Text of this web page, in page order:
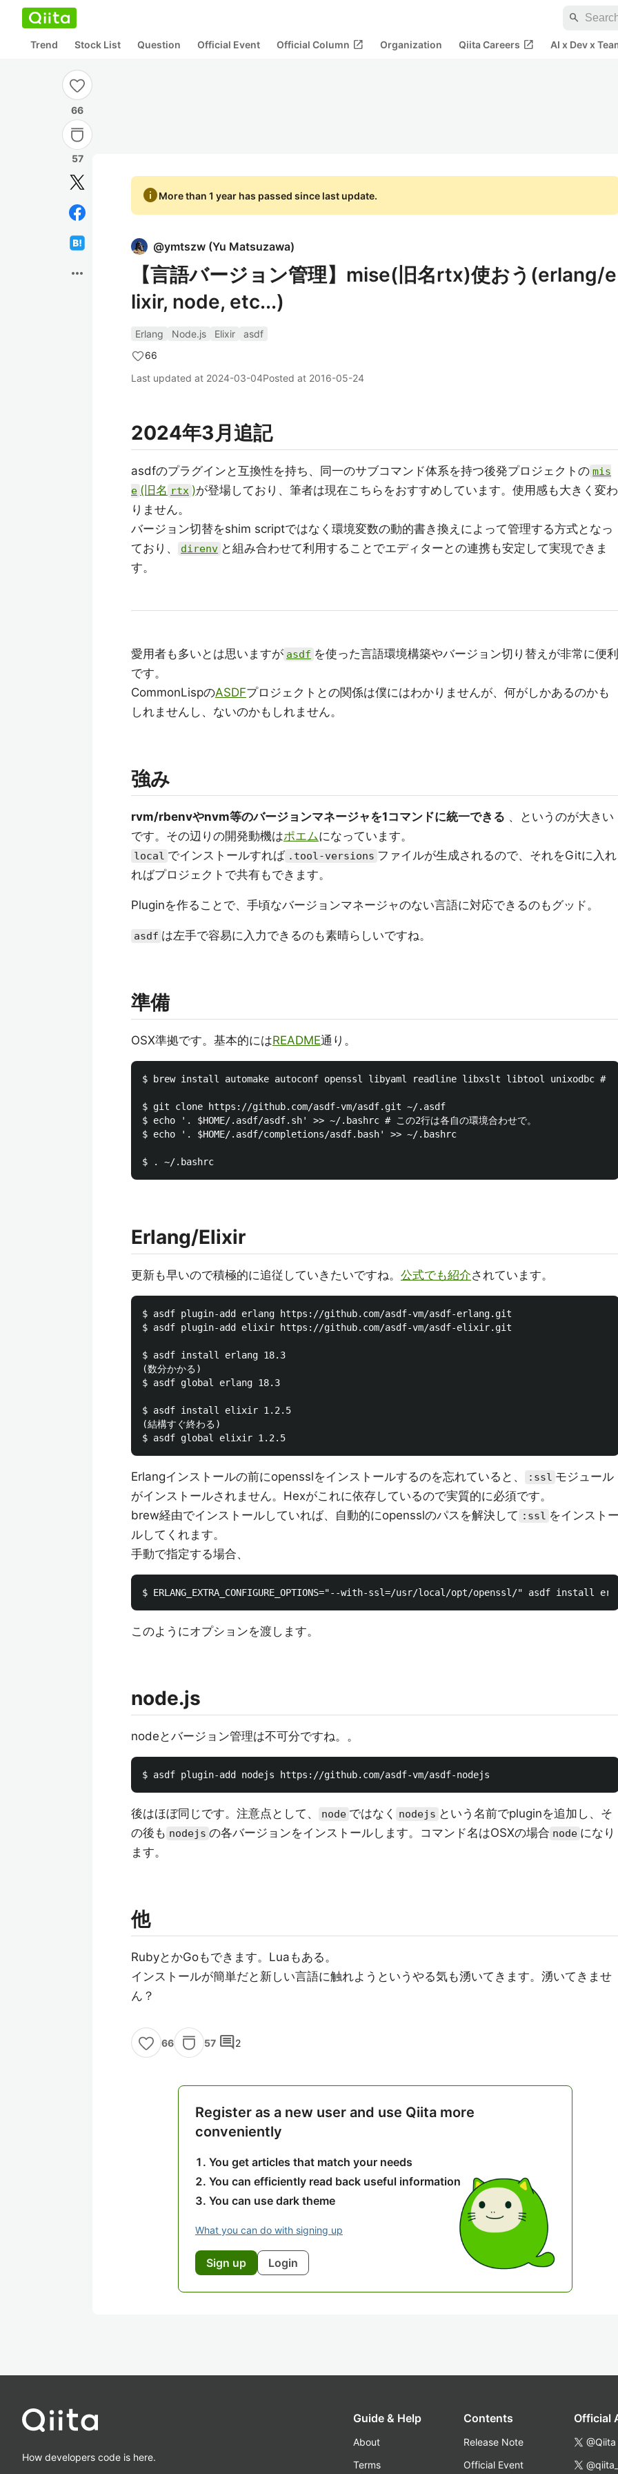
search
Trend Stock List Question Official Event Official Column open_in_new Organization Qiita Careers open_in_new AI x Dev x
66
57
more_horiz
infoMore than 1 year has passed since last update.
@ymtszw (Yu Matsuzawa)
【言語バージョン管理】mise(旧名rtx)使おう(erlang/e
lixir, node, etc...)
Erlang Node.js Elixir
asdf
66
Last updated at 2024-03-04Posted at 2016-05-24
2024年3月追記
asdfのプラグインと互換性を持ち、同一のサブコマンド体系を持つ後発プロジェクトの mis
e (旧名 rtx )が登場しており、筆者は現在こちらをおすすめしています。使用感も大きく変わ
りません。
バージョン切替をshim scriptではなく環境変数の動的書き換えによって管理する方式となっ
ており、
direnv と組み合わせて利用することでエディターとの連携も安定して実現できま
す。
愛用者も多いとは思いますが asdf を使った言語環境構築やバージョン切り替えが非常に便利
です。
CommonLispのASDFプロジェクトとの関係は僕にはわかりませんが、何がしかあるのかも
しれませんし、ないのかもしれません。
強み
rvm/rbenvやnvm等のバージョンマネージャを1コマンドに統一できる 、というのが大きい
です。その辺りの開発動機はポエムになっています。
local でインストールすれば .tool-versions ファイルが生成されるので、それをGitに入れ
ればプロジェクトで共有もできます。
Pluginを作ることで、手頃なバージョンマネージャのない言語に対応できるのもグッド。
asdf は左手で容易に入力できるのも素晴らしいですね。
準備
OSX準拠です。基本的にはREADME通り。
$ brew install automake autoconf openssl libyaml readline libxslt libtool unixodbc # 準備
$ git clone https://github.com/asdf-vm/asdf.git ~/.asdf
$ echo '. $HOME/.asdf/asdf.sh' >> ~/.bashrc # この2行は各自の環境合わせで。
$ echo '. $HOME/.asdf/completions/asdf.bash' >> ~/.bashrc
Erlang/Elixir
更新も早いので積極的に追従していきたいですね。 公式でも紹介されています。
$ asdf plugin-add erlang https://github.com/asdf-vm/asdf-erlang.git
$ asdf plugin-add elixir https://github.com/asdf-vm/asdf-elixir.git
$ asdf install erlang 18.3
(数分かかる)
$ asdf global erlang 18.3
$ asdf install elixir 1.2.5
(結構すぐ終わる)
Erlangインストールの前にopensslをインストールするのを忘れていると、 :ssl モジュール
がインストールされません。Hexがこれに依存しているので実質的に必須です。
brew経由でインストールしていれば、自動的にopensslのパスを解決して :ssl をインスト
ルしてくれます。
手動で指定する場合、
このようにオプションを渡します。
node.js
nodeとバージョン管理は不可分ですね。。
後はほぼ同じです。注意点として、 node ではなく nodejs という名前でpluginを追加し、そ
の後も nodejs の各バージョンをインストールします。コマンド名はOSXの場合 node になり
ます。
他
RubyとかGoもできます。Luaもある。
インストールが簡単だと新しい言語に触れようというやる気も湧いてきます。湧いてきませ
ん？
66 57 comment2
Register as a new user and use Qiita more
conveniently
You get articles that match your needs
You can efficiently read back useful information
You can use dark theme
What you can do with signing up
Sign up Login
How developers code is here.
Guide & Help
About
Terms
Contents
Release Note
Official Event
Official
@Qiita